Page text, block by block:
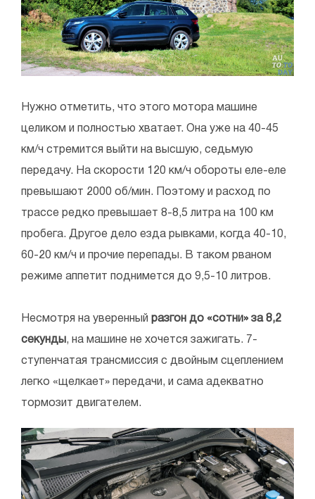
Нужно отметить, что этого мотора машине
целиком и полностью хватает. Она уже на 40-45
км/ч стремится выйти на высшую, седьмую
передачу. На скорости 120 км/ч обороты еле-еле
превышают 2000 об/мин. Поэтому и расход по
трассе редко превышает 8-8,5 литра на 100 км
пробега. Другое дело езда рывками, когда 40-10,
60-20 км/ч и прочие перепады. В таком рваном
режиме аппетит поднимется до 9,5-10 литров.
Несмотря на уверенный разгон до «сотни» за 8,2
секунды , на машине не хочется зажигать. 7-
ступенчатая трансмиссия с двойным сцеплением
легко «щелкает» передачи, и сама адекватно
тормозит двигателем.